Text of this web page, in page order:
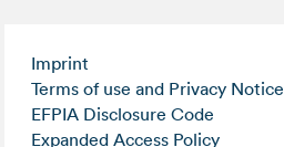
Imprint
Terms of use and Privacy Notice
EFPIA Disclosure Code
Expanded Access Policy